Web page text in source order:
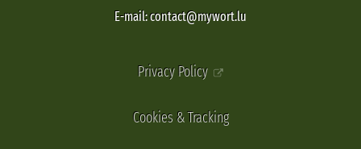
E-mail: contact@mywort.lu
Privacy Policy
Cookies & Tracking